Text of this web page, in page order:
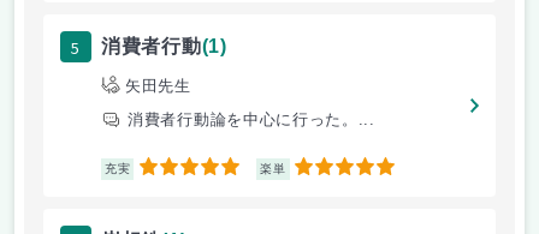
5 消費者行動(1)
矢田先生
消費者行動論を中心に行った。...
充実 5 楽単 5